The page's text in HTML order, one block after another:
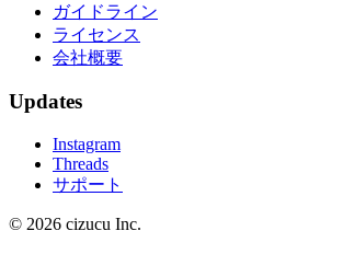
ガイドライン
ライセンス
会社概要
Updates
Instagram
Threads
サポート
© 2026 cizucu Inc.